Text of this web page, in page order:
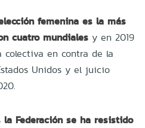
femenina es la más
cuatro mundiales y en 2019
colectiva en contra de la
Unidos y el juicio
Federación se ha resistido